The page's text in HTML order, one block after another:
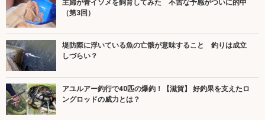
主婦が青イソメを飼育してみた 不吉な予感がついに的中
（第3回）
堤防際に浮いている魚の亡骸が意味すること 釣りは成立
しづらい？
アユルアー釣行で40匹の爆釣！【滋賀】 好釣果を支えたロ
ングロッドの威力とは？